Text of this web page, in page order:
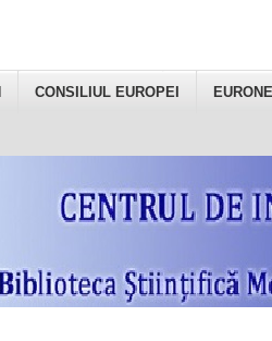
CONSILIUL EUROPEI